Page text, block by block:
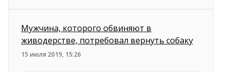
Мужчина, которого обвиняют в
живодерстве, потребовал вернуть собаку
15 июля 2019, 15:26